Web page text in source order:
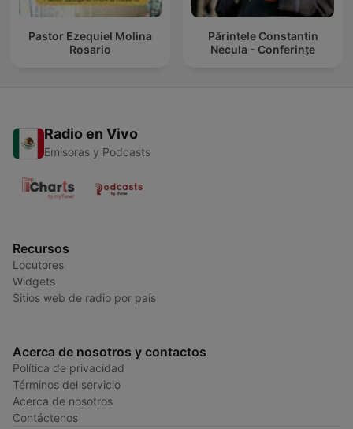
Pastor Ezequiel Molina
Rosario
Părintele Constantin
Necula - Conferințe
Radio en Vivo
Emisoras y Podcasts
Recursos
Locutores
Widgets
Sitios web de radio por país
Acerca de nosotros y contactos
Política de privacidad
Términos del servicio
Acerca de nosotros
Contáctenos